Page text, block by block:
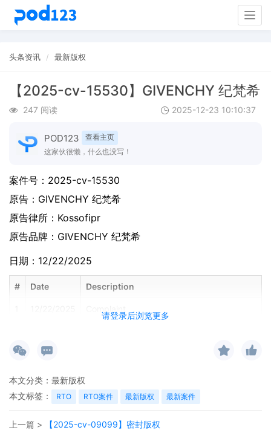
头条资讯 最新版权
【2025-cv-15530】GIVENCHY 纪梵希
247 阅读 2025-12-23 10:10:37
POD123
查看主页
这家伙很懒，什么也没写！
请登录后浏览更多
案件号： 2025-cv-15530
原告： GIVENCHY 纪梵希
原告律所：Kossofipr
原告品牌： GIVENCHY 纪梵希
日期：12/22/2025
# Date Description
本文分类： 最新版权
本文标签：
RTO RTO案件 最新版权 最新案件
上一篇 >
【2025-cv-09099】密封版权